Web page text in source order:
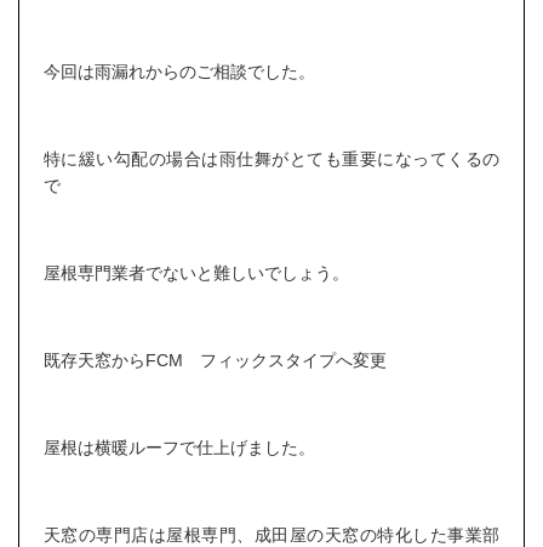
今回は雨漏れからのご相談でした。
特に緩い勾配の場合は雨仕舞がとても重要になってくるの
で
屋根専門業者でないと難しいでしょう。
既存天窓からFCM フィックスタイプへ変更
屋根は横暖ルーフで仕上げました。
天窓の専門店は屋根専門、成田屋の天窓の特化した事業部